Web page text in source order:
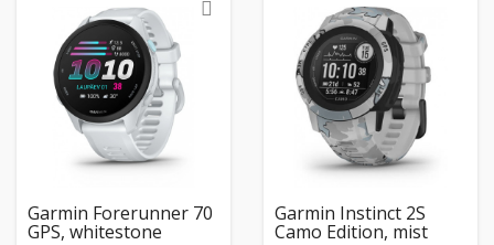
Garmin Forerunner 70
GPS, whitestone
Garmin Instinct 2S
Camo Edition, mist